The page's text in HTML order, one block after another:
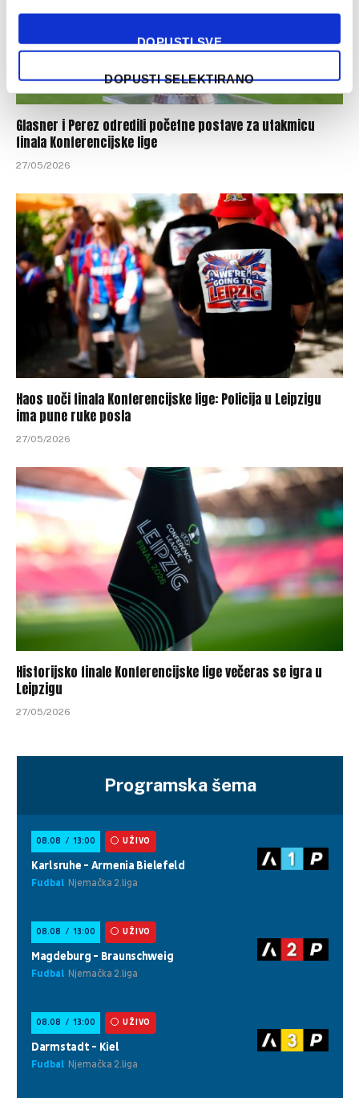
DOPUSTI SVE
DOPUSTI SELEKTIRANO
Glasner i Perez odredili početne postave za utakmicu
finala Konferencijske lige
27/05/2026
Haos uoči finala Konferencijske lige: Policija u Leipzigu
ima pune ruke posla
27/05/2026
Historijsko finale Konferencijske lige večeras se igra u
Leipzigu
27/05/2026
Programska šema